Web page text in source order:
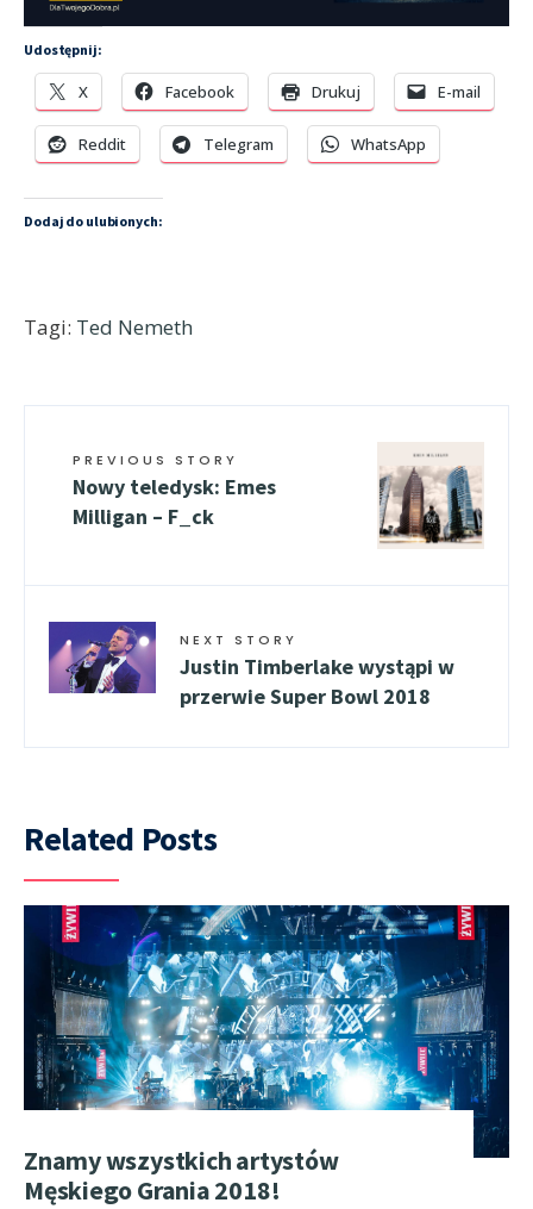
Udostępnij:
X Facebook Drukuj E-mail
Reddit Telegram WhatsApp
Dodaj do ulubionych:
Tagi: Ted Nemeth
PREVIOUS STORY
Nowy teledysk: Emes
Milligan – F_ck
NEXT STORY
Justin Timberlake wystąpi w
przerwie Super Bowl 2018
Related Posts
Znamy wszystkich artystów
Męskiego Grania 2018!